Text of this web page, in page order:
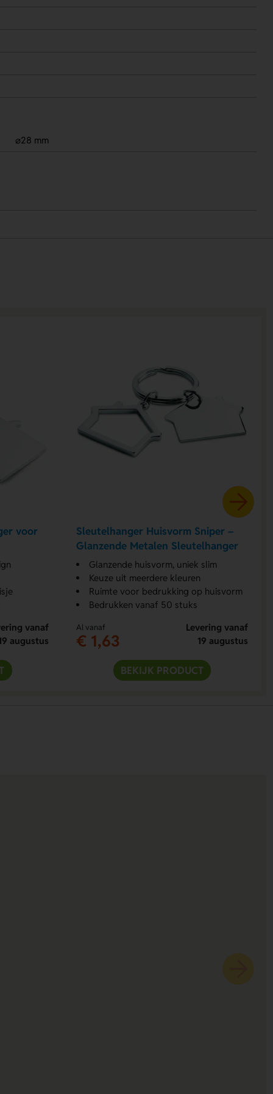
⌀28 mm
voor
vanaf
augustus
Sleutelhanger Huisvorm Sniper –
Glanzende Metalen Sleutelhanger
Glanzende huisvorm, uniek slim
Keuze uit meerdere kleuren
Ruimte voor bedrukking op huisvorm
Bedrukken vanaf 50 stuks
Al vanaf
€ 1,63
Levering vanaf
19 augustus
BEKIJK PRODUCT